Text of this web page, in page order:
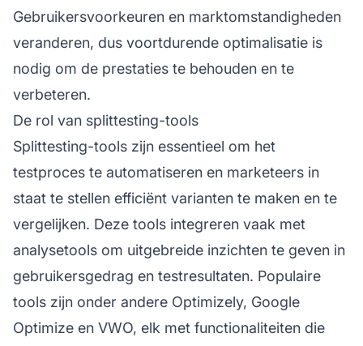
Gebruikersvoorkeuren en marktomstandigheden
veranderen, dus voortdurende optimalisatie is
nodig om de prestaties te behouden en te
verbeteren.
De rol van splittesting-tools
Splittesting-tools zijn essentieel om het
testproces te automatiseren en marketeers in
staat te stellen efficiënt varianten te maken en te
vergelijken. Deze tools integreren vaak met
analysetools om uitgebreide inzichten te geven in
gebruikersgedrag en testresultaten. Populaire
tools zijn onder andere Optimizely, Google
Optimize en VWO, elk met functionaliteiten die